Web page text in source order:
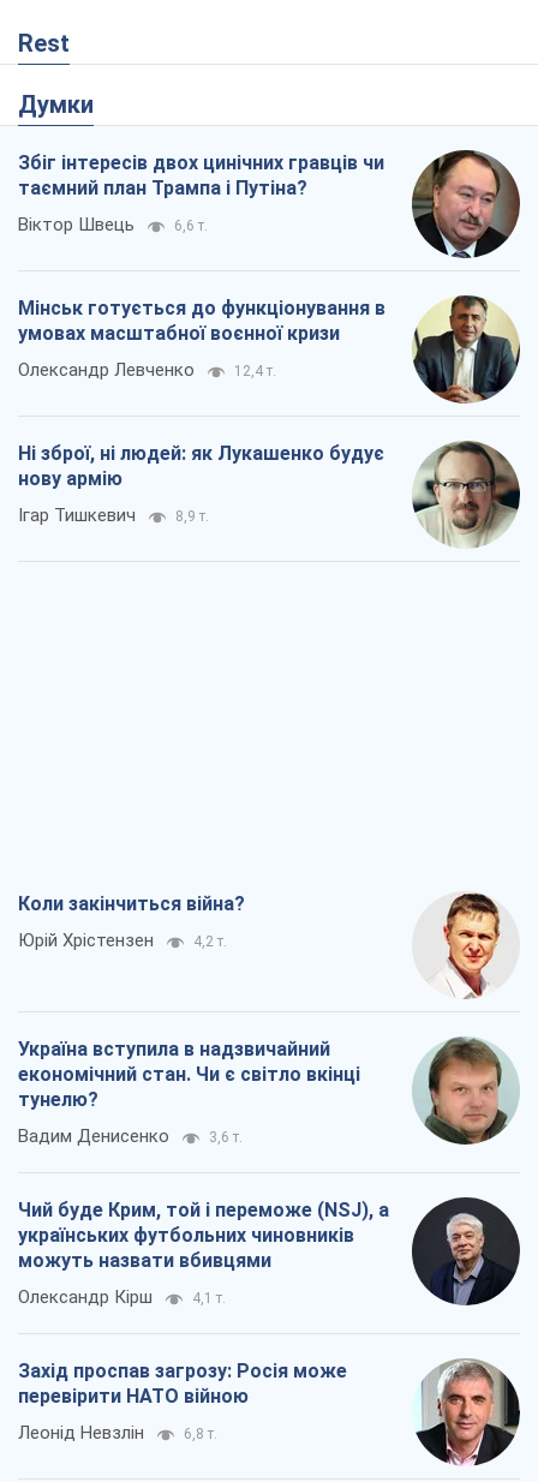
Rest
Думки
Збіг інтересів двох цинічних гравців чи
таємний план Трампа і Путіна?
Віктор Швець 6,6 т.
Мінськ готується до функціонування в
умовах масштабної воєнної кризи
Олександр Левченко 12,4 т.
Ні зброї, ні людей: як Лукашенко будує
нову армію
Ігар Тишкевич 8,9 т.
Коли закінчиться війна?
Юрій Хрістензен 4,2 т.
Україна вступила в надзвичайний
економічний стан. Чи є світло вкінці
тунелю?
Вадим Денисенко 3,6 т.
Чий буде Крим, той і переможе (NSJ), а
українських футбольних чиновників
можуть назвати вбивцями
Олександр Кірш 4,1 т.
Захід проспав загрозу: Росія може
перевірити НАТО війною
Леонід Невзлін 6,8 т.